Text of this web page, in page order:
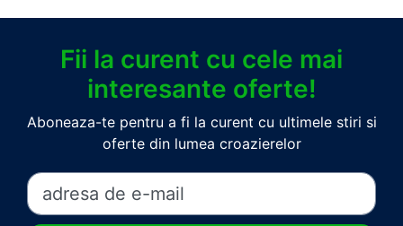
Fii la curent cu cele mai
interesante oferte!
Aboneaza-te pentru a fi la curent cu ultimele stiri si
oferte din lumea croazierelor